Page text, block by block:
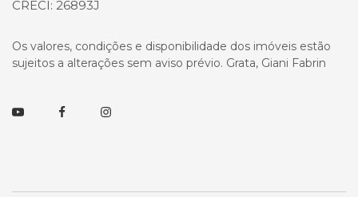
CRECI: 26893J
Os valores, condições e disponibilidade dos imóveis estão
sujeitos a alterações sem aviso prévio. Grata, Giani Fabrin
YoutubeFacebookInstagram